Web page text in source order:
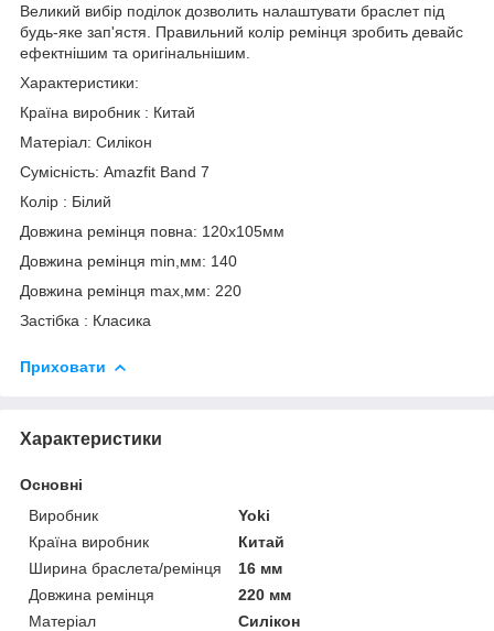
Великий вибір поділок дозволить налаштувати браслет під
будь-яке зап'ястя. Правильний колір ремінця зробить девайс
ефектнішим та оригінальнішим.
Характеристики:
Країна виробник : Китай
Матеріал: Силікон
Сумісність: Amazfit Band 7
Колір : Білий
Довжина ремінця повна: 120х105мм
Довжина ремінця min,мм: 140
Довжина ремінця max,мм: 220
Застібка : Класика
Приховати
Характеристики
Основні
Виробник
Yoki
Країна виробник
Китай
Ширина браслета/ремінця
16 мм
Довжина ремінця
220 мм
Матеріал
Силікон